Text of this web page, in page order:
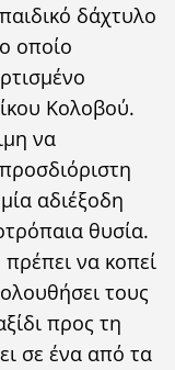
δάχτυλο
οποίο
Κολοβού.
να
αδιέξοδη
θυσία.
να κοπεί
τους
προς τη
σε ένα από τα